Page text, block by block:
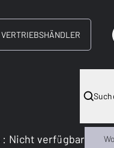
VERTRIEBSHÄNDLER
: Nicht verfügbar